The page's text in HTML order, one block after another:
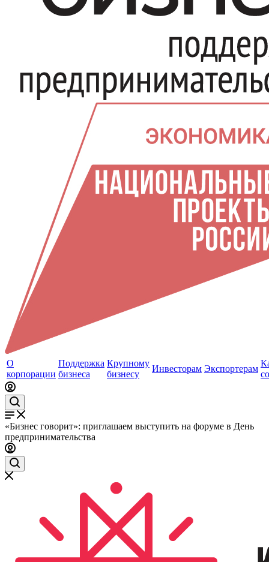
О
корпорации
Поддержка
бизнеса
Крупному
бизнесу
Инвесторам Экспортерам
«Бизнес говорит»: приглашаем выступить на форуме в День
предпринимательства